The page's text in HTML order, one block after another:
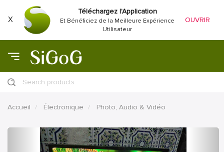
X
Téléchargez l'Application
Et Bénéficiez de la Meilleure Expérience
Utilisateur
OUVRIR
Search products
Accueil Électronique Photo, Audio & Vidéo
précédent